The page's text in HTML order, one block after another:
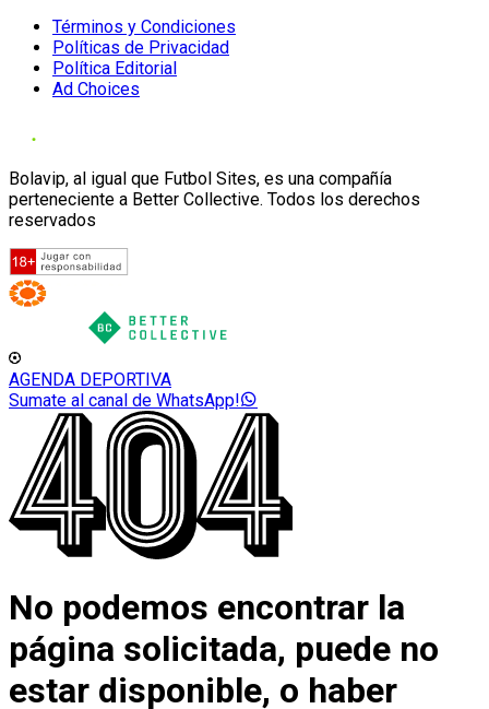
Términos y Condiciones
Políticas de Privacidad
Política Editorial
Ad Choices
Bolavip, al igual que Futbol Sites, es una compañía
perteneciente a Better Collective. Todos los derechos
reservados
AGENDA DEPORTIVA
Sumate al canal de WhatsApp!
No podemos encontrar la
página solicitada, puede no
estar disponible, o haber